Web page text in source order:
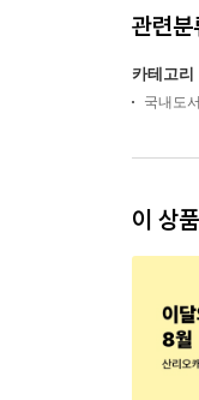
관련분
카테고리
국내도서
이 상